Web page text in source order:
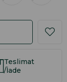
Teslimat
/İade